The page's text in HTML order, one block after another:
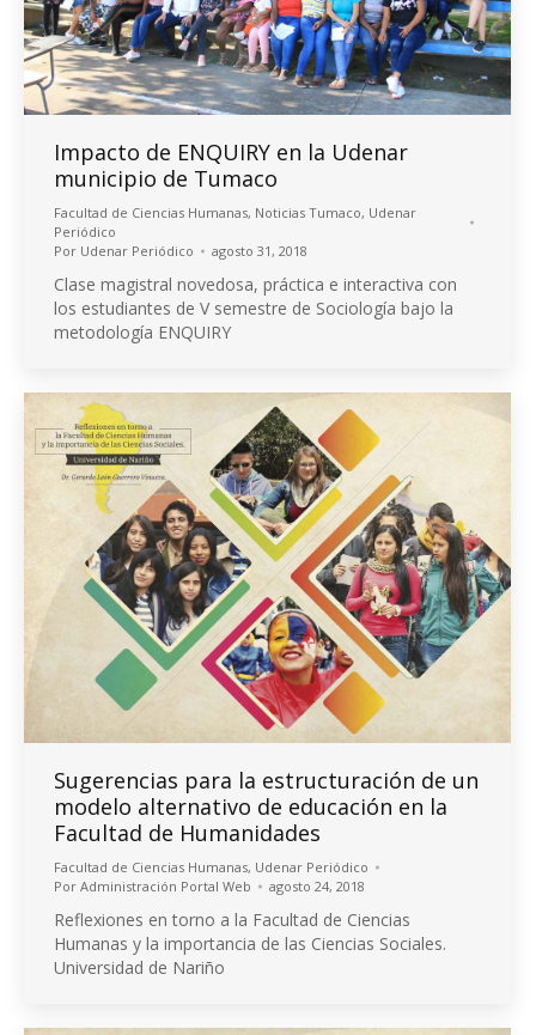
Impacto de ENQUIRY en la Udenar
municipio de Tumaco
Facultad de Ciencias Humanas, Noticias Tumaco, Udenar
Periódico
Por Udenar Periódico agosto 31, 2018
Clase magistral novedosa, práctica e interactiva con
los estudiantes de V semestre de Sociología bajo la
metodología ENQUIRY
Sugerencias para la estructuración de un
modelo alternativo de educación en la
Facultad de Humanidades
Facultad de Ciencias Humanas, Udenar Periódico
Por Administración Portal Web agosto 24, 2018
Reflexiones en torno a la Facultad de Ciencias
Humanas y la importancia de las Ciencias Sociales.
Universidad de Nariño